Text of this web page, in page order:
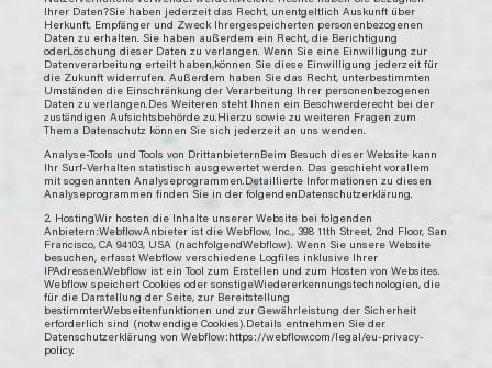
Ihrer Daten?Sie haben jederzeit das Recht, unentgeltlich Auskunft über
Herkunft, Empfänger und Zweck Ihrergespeicherten personenbezogenen
Daten zu erhalten. Sie haben außerdem ein Recht, die Berichtigung
oderLöschung dieser Daten zu verlangen. Wenn Sie eine Einwilligung zur
Datenverarbeitung erteilt haben,können Sie diese Einwilligung jederzeit für
die Zukunft widerrufen. Außerdem haben Sie das Recht, unterbestimmten
Umständen die Einschränkung der Verarbeitung Ihrer personenbezogenen
Daten zu verlangen.Des Weiteren steht Ihnen ein Beschwerderecht bei der
zuständigen Aufsichtsbehörde zu.Hierzu sowie zu weiteren Fragen zum
Thema Datenschutz können Sie sich jederzeit an uns wenden.
Analyse-Tools und Tools von DrittanbieternBeim Besuch dieser Website kann
Ihr Surf-Verhalten statistisch ausgewertet werden. Das geschieht vorallem
mit sogenannten Analyseprogrammen.Detaillierte Informationen zu diesen
Analyseprogrammen finden Sie in der folgendenDatenschutzerklärung.
2. HostingWir hosten die Inhalte unserer Website bei folgenden
Anbietern:WebflowAnbieter ist die Webflow, Inc., 398 11th Street, 2nd Floor, San
Francisco, CA 94103, USA (nachfolgendWebflow). Wenn Sie unsere Website
besuchen, erfasst Webflow verschiedene Logfiles inklusive Ihrer
IPAdressen.Webflow ist ein Tool zum Erstellen und zum Hosten von Websites.
Webflow speichert Cookies oder sonstigeWiedererkennungstechnologien, die
für die Darstellung der Seite, zur Bereitstellung
bestimmterWebseitenfunktionen und zur Gewährleistung der Sicherheit
erforderlich sind (notwendige Cookies).Details entnehmen Sie der
Datenschutzerklärung von Webflow:https://webflow.com/legal/eu-privacy-
policy.